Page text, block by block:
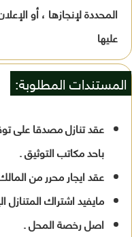
المحددة لإنجازها ، أو
عليها
المستندات المطلوبة:
عقد تنازل مصدقا على
باحد مكاتب التوثيق .
عقد ايجار محرر من
مايفيد اشتراك المتنازل
اصل رخصة المحل .